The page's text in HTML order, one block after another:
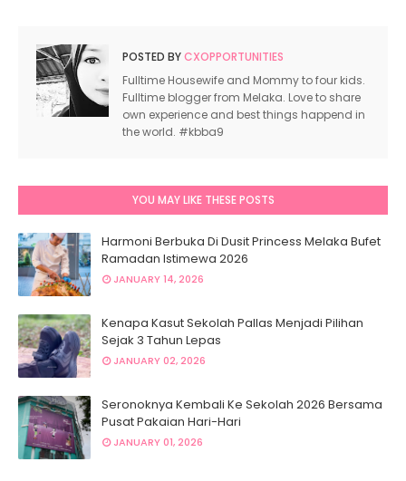
POSTED BYCXOPPORTUNITIES
Fulltime Housewife and Mommy to four kids.
Fulltime blogger from Melaka. Love to share
own experience and best things happend in
the world. #kbba9
YOU MAY LIKE THESE POSTS
Harmoni Berbuka Di Dusit Princess Melaka Bufet
Ramadan Istimewa 2026
JANUARY 14, 2026
Kenapa Kasut Sekolah Pallas Menjadi Pilihan
Sejak 3 Tahun Lepas
JANUARY 02, 2026
Seronoknya Kembali Ke Sekolah 2026 Bersama
Pusat Pakaian Hari-Hari
JANUARY 01, 2026